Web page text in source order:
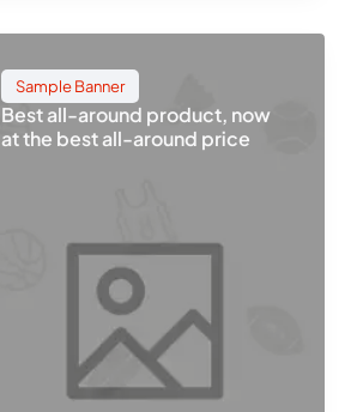
Sample Banner
Best all-around product, now
at the best all-around price